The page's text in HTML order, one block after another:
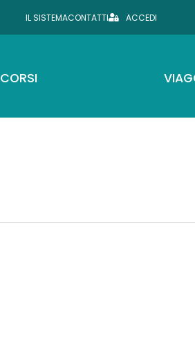
IL SISTEMACONTATTI ACCEDI
CORSI